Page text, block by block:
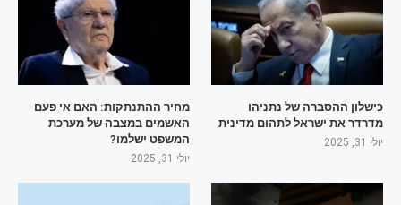
כישלון ההסברה של נתניהו
מדרדר את ישראל לתהום מדינית
יולי 31, 2025
מחיר ההתנתקות: האם אי פעם
האשמים במצבה של מערכת
המשפט ישלמו?
יולי 31, 2025